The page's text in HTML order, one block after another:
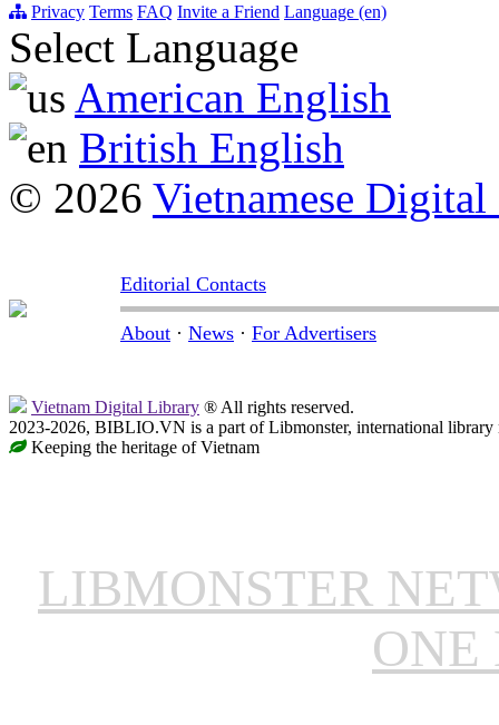
Privacy Terms FAQ Invite a Friend Language (en)
Select Language
American English
British English
© 2026 Vietnamese
Editorial Contacts
About · News · For Advertisers
Vietnam Digital Library ® All rights reserved.
2023-2026, BIBLIO.VN is a part of Libmonster, international library
Keeping the heritage of Vietnam
LIBMONSTER
ONE